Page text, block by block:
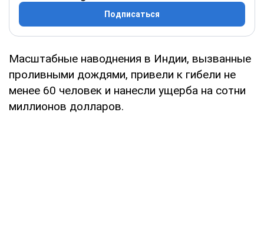
Подписаться
Масштабные наводнения в Индии, вызванные
проливными дождями, привели к гибели не
менее 60 человек и нанесли ущерба на сотни
миллионов долларов.